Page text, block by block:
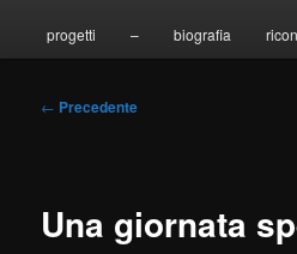
progetti – biografia
Navigazione
← Precedente
Una giornata